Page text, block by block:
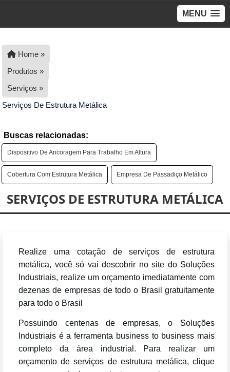
MENU
Home »
Produtos »
Serviços »
Serviços De Estrutura Metálica
Buscas relacionadas:
Dispositivo De Ancoragem Para Trabalho Em Altura
Cobertura Com Estrutura Metálica Empresa De Passadiço Metálico
SERVIÇOS DE ESTRUTURA METÁLICA
Realize uma cotação de serviços de estrutura
metálica, você só vai descobrir no site do Soluções
Industriais, realize um orçamento imediatamente com
dezenas de empresas de todo o Brasil gratuitamente
para todo o Brasil
Possuindo centenas de empresas, o Soluções
Industriais é a ferramenta business to business mais
completo da área industrial. Para realizar um
orçamento de serviços de estrutura metálica, clique